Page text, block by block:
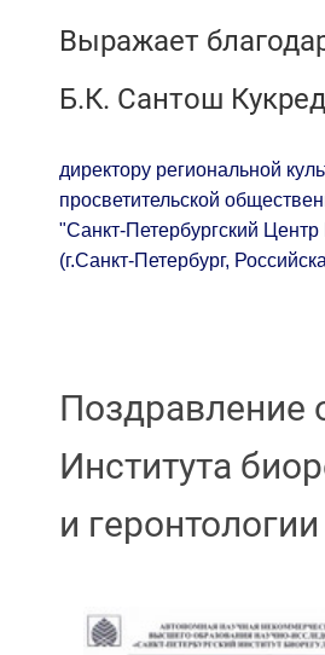
Выражает
Б.К. Сантош
директору региональной
просветительской
"Санкт-Петербургский
(г.Санкт-Петербург,
Поздравление
Института
и геронтологии